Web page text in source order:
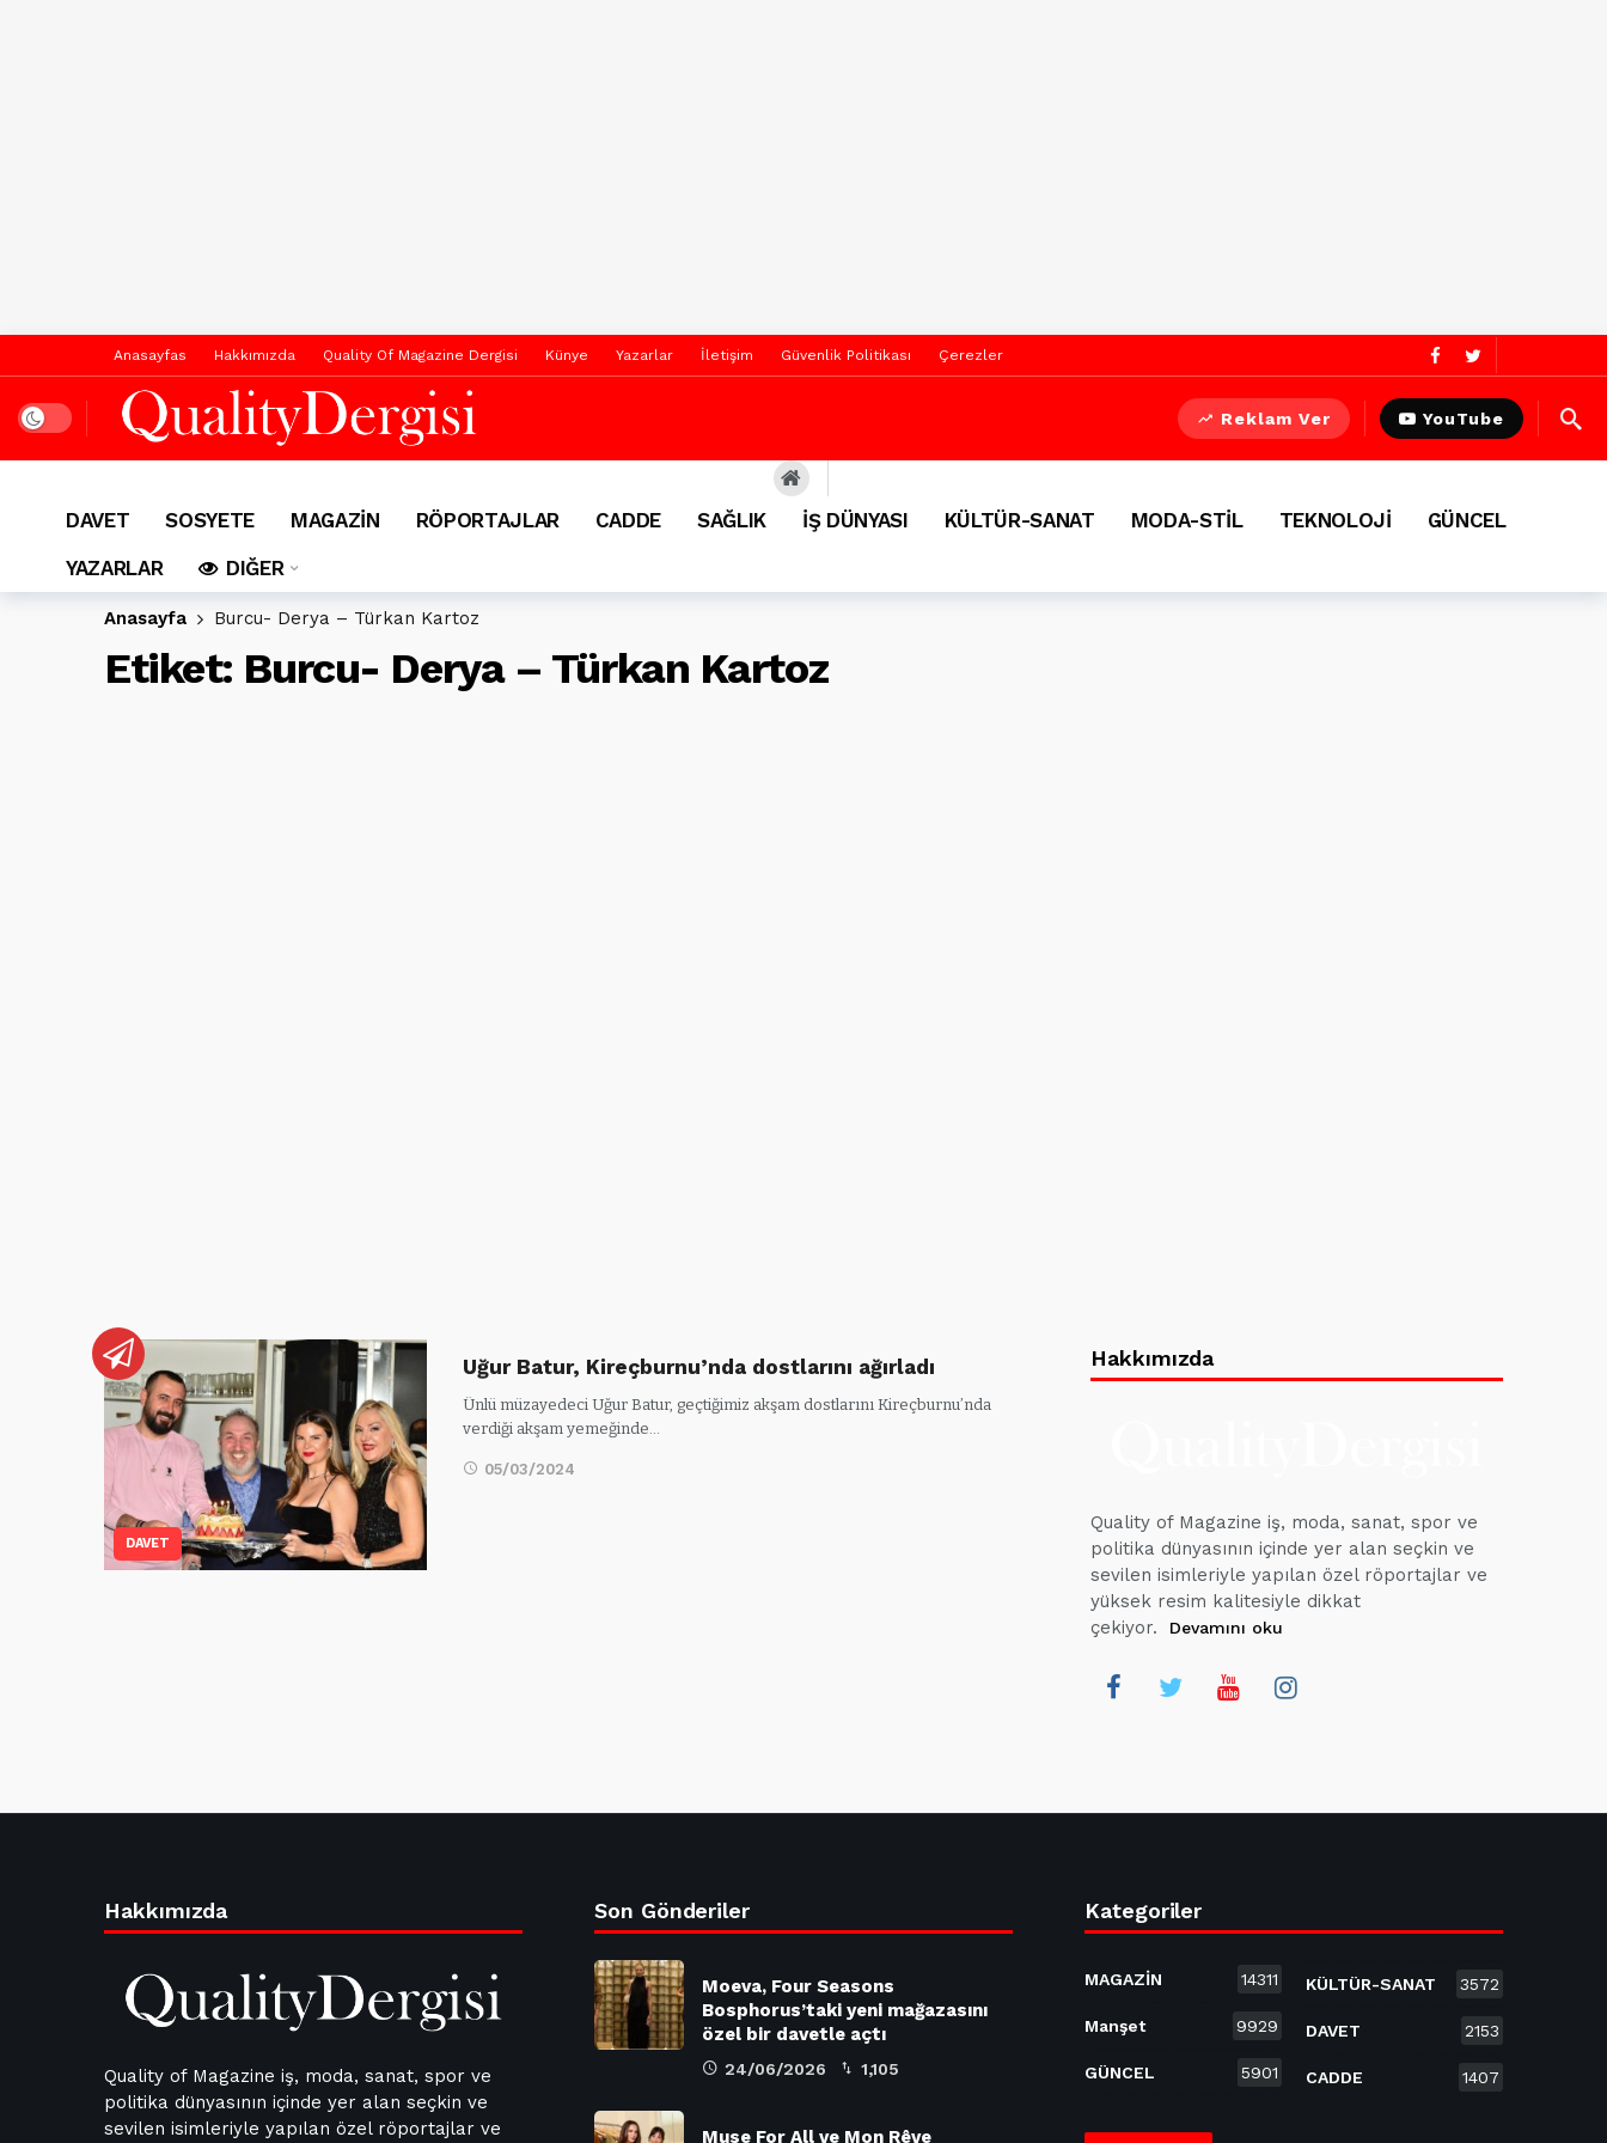
Anasayfas Hakkımızda Quality Of Magazine Dergisi Künye Yazarlar İletişim Güvenlik Politikası Çerezler
Dark mode Reklam Ver YouTube
DAVET SOSYETE MAGAZİN RÖPORTAJLAR CADDE SAĞLIK İŞ DÜNYASI KÜLTÜR-SANAT MODA-STİL TEKNOLOJİ
GÜNCEL
YAZARLAR
DIĞER
Anasayfa Burcu- Derya – Türkan Kartoz
Etiket: Burcu- Derya – Türkan Kartoz
DAVET
Uğur Batur, Kireçburnu’nda dostlarını ağırladı
Ünlü müzayedeci Uğur Batur, geçtiğimiz akşam dostlarını Kireçburnu’nda
verdiği akşam yemeğinde…
05/03/2024
Hakkımızda
Quality of Magazine iş, moda, sanat, spor ve
politika dünyasının içinde yer alan seçkin ve
sevilen isimleriyle yapılan özel röportajlar ve
yüksek resim kalitesiyle dikkat
çekiyor.
Devamını oku
Hakkımızda
Quality of Magazine iş, moda, sanat, spor ve
politika dünyasının içinde yer alan seçkin ve
sevilen isimleriyle yapılan özel röportajlar ve
Son Gönderiler
Moeva, Four Seasons
Bosphorus’taki yeni mağazasını
özel bir davetle açtı
24/06/2026 1,105
Muse For All ve Mon Rêve
Kategoriler
MAGAZİN 14311
Manşet 9929
GÜNCEL 5901
KÜLTÜR-SANAT 3572
DAVET 2153
CADDE 1407